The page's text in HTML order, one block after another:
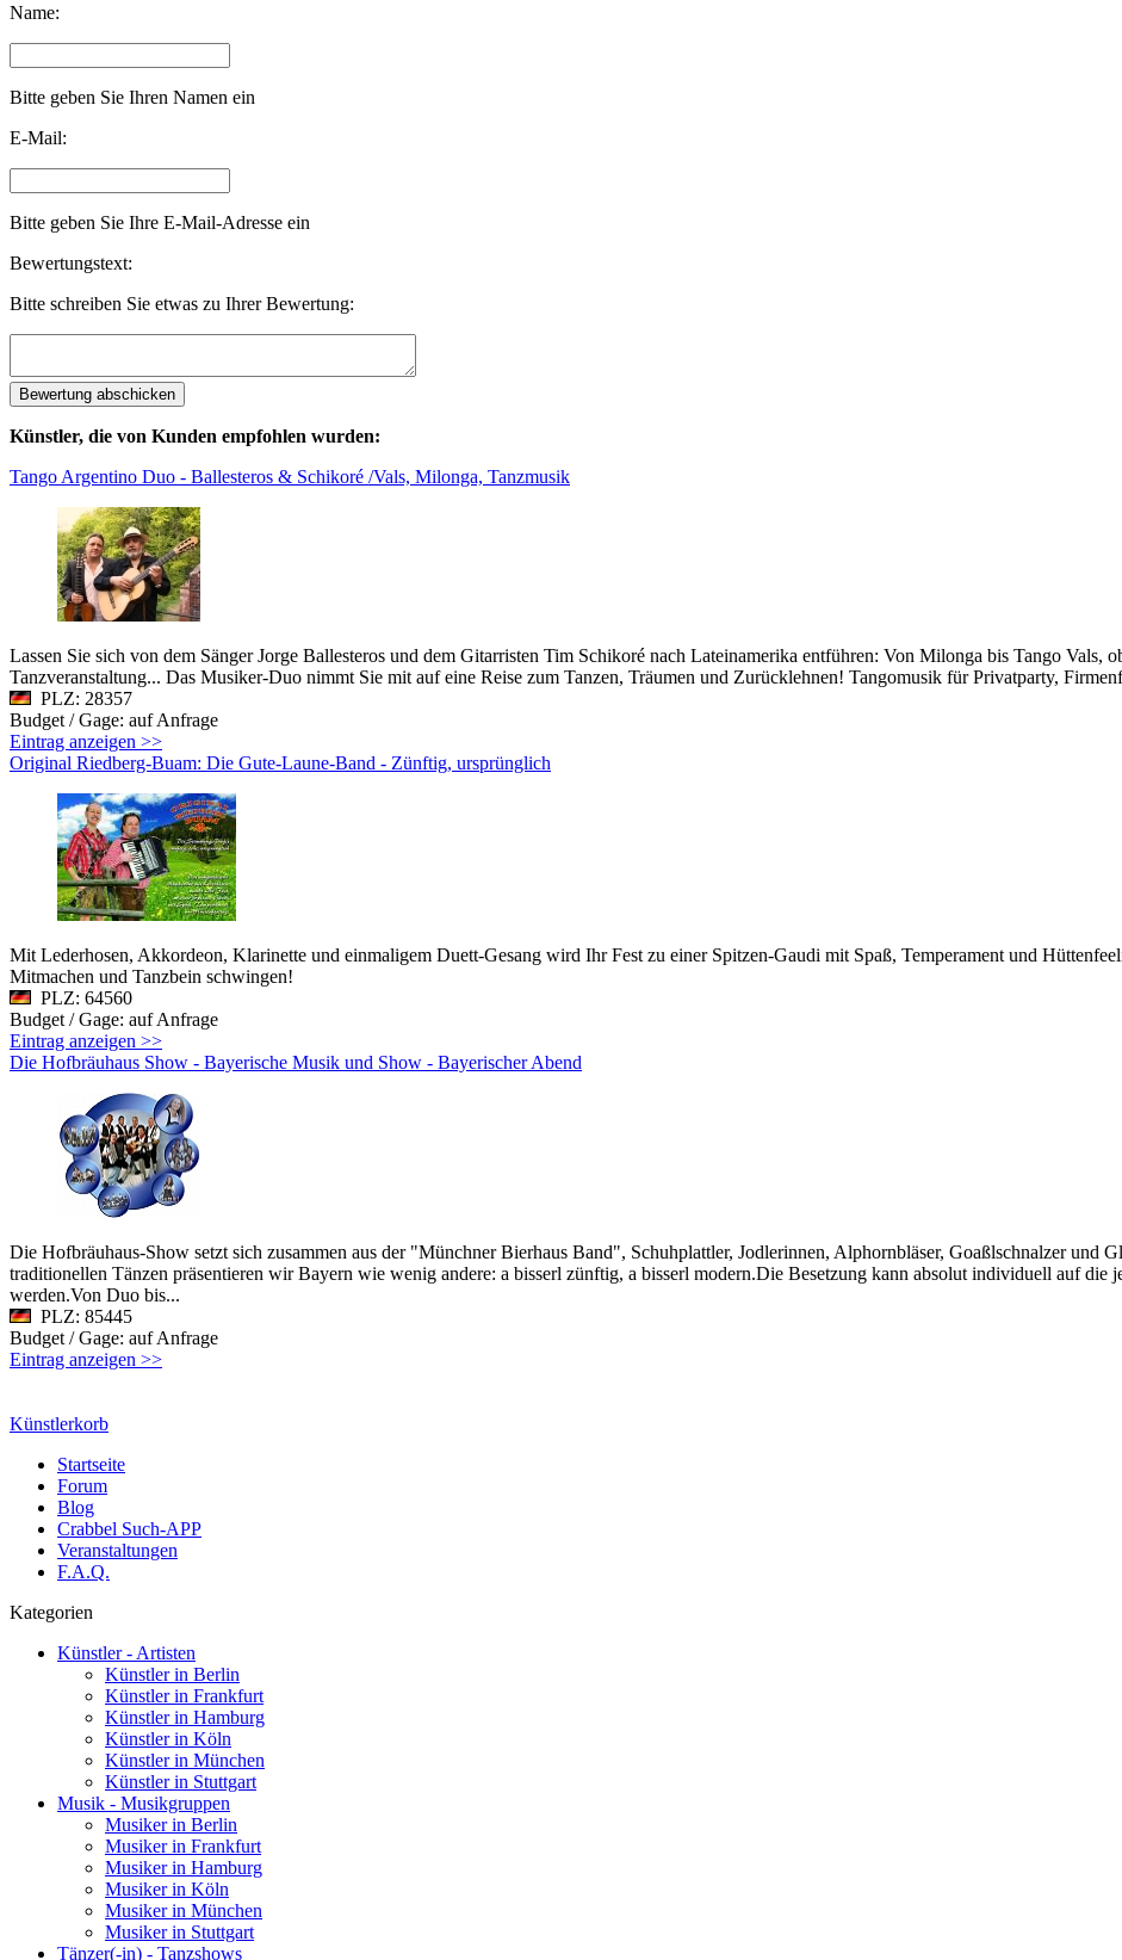
Name:
Bitte geben Sie Ihren Namen ein
E-Mail:
Bitte geben Sie Ihre E-Mail-Adresse ein
Bewertungstext:
Bitte schreiben Sie etwas zu Ihrer Bewertung:
Künstler, die von Kunden empfohlen wurden:
Tango Argentino Duo - Ballesteros & Schikoré /Vals, Milonga, Tanzmusik
Lassen Sie sich von dem Sänger Jorge Ballesteros und dem Gitarristen Tim Schikoré nach Lateinamerika entführen: Von Milonga bis Tango Vals,
Tanzveranstaltung... Das Musiker-Duo nimmt Sie mit auf eine Reise zum Tanzen, Träumen und Zurücklehnen! Tangomusik für Privatparty,
PLZ: 28357
Budget / Gage: auf Anfrage
Eintrag anzeigen >>
Original Riedberg-Buam: Die Gute-Laune-Band - Zünftig, ursprünglich
Mit Lederhosen, Akkordeon, Klarinette und einmaligem Duett-Gesang wird Ihr Fest zu einer Spitzen-Gaudi mit Spaß, Temperament und
Mitmachen und Tanzbein schwingen!
PLZ: 64560
Budget / Gage: auf Anfrage
Eintrag anzeigen >>
Die Hofbräuhaus Show - Bayerische Musik und Show - Bayerischer Abend
Die Hofbräuhaus-Show setzt sich zusammen aus der "Münchner Bierhaus Band", Schuhplattler, Jodlerinnen, Alphornbläser, Goaßlschnalzer und
traditionellen Tänzen präsentieren wir Bayern wie wenig andere: a bisserl zünftig, a bisserl modern.Die Besetzung kann absolut individuell auf die
werden.Von Duo bis...
PLZ: 85445
Budget / Gage: auf Anfrage
Eintrag anzeigen >>
Künstlerkorb
Startseite
Forum
Blog
Crabbel Such-APP
Veranstaltungen
F.A.Q.
Kategorien
Künstler - Artisten
Künstler in Berlin
Künstler in Frankfurt
Künstler in Hamburg
Künstler in Köln
Künstler in München
Künstler in Stuttgart
Musik - Musikgruppen
Musiker in Berlin
Musiker in Frankfurt
Musiker in Hamburg
Musiker in Köln
Musiker in München
Musiker in Stuttgart
Tänzer(-in) - Tanzshows